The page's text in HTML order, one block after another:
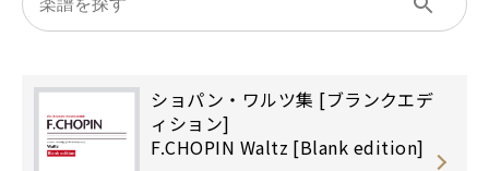
ショパン・ワルツ集 [ブランクエデ
ィション]
F.CHOPIN Waltz [Blank edition]